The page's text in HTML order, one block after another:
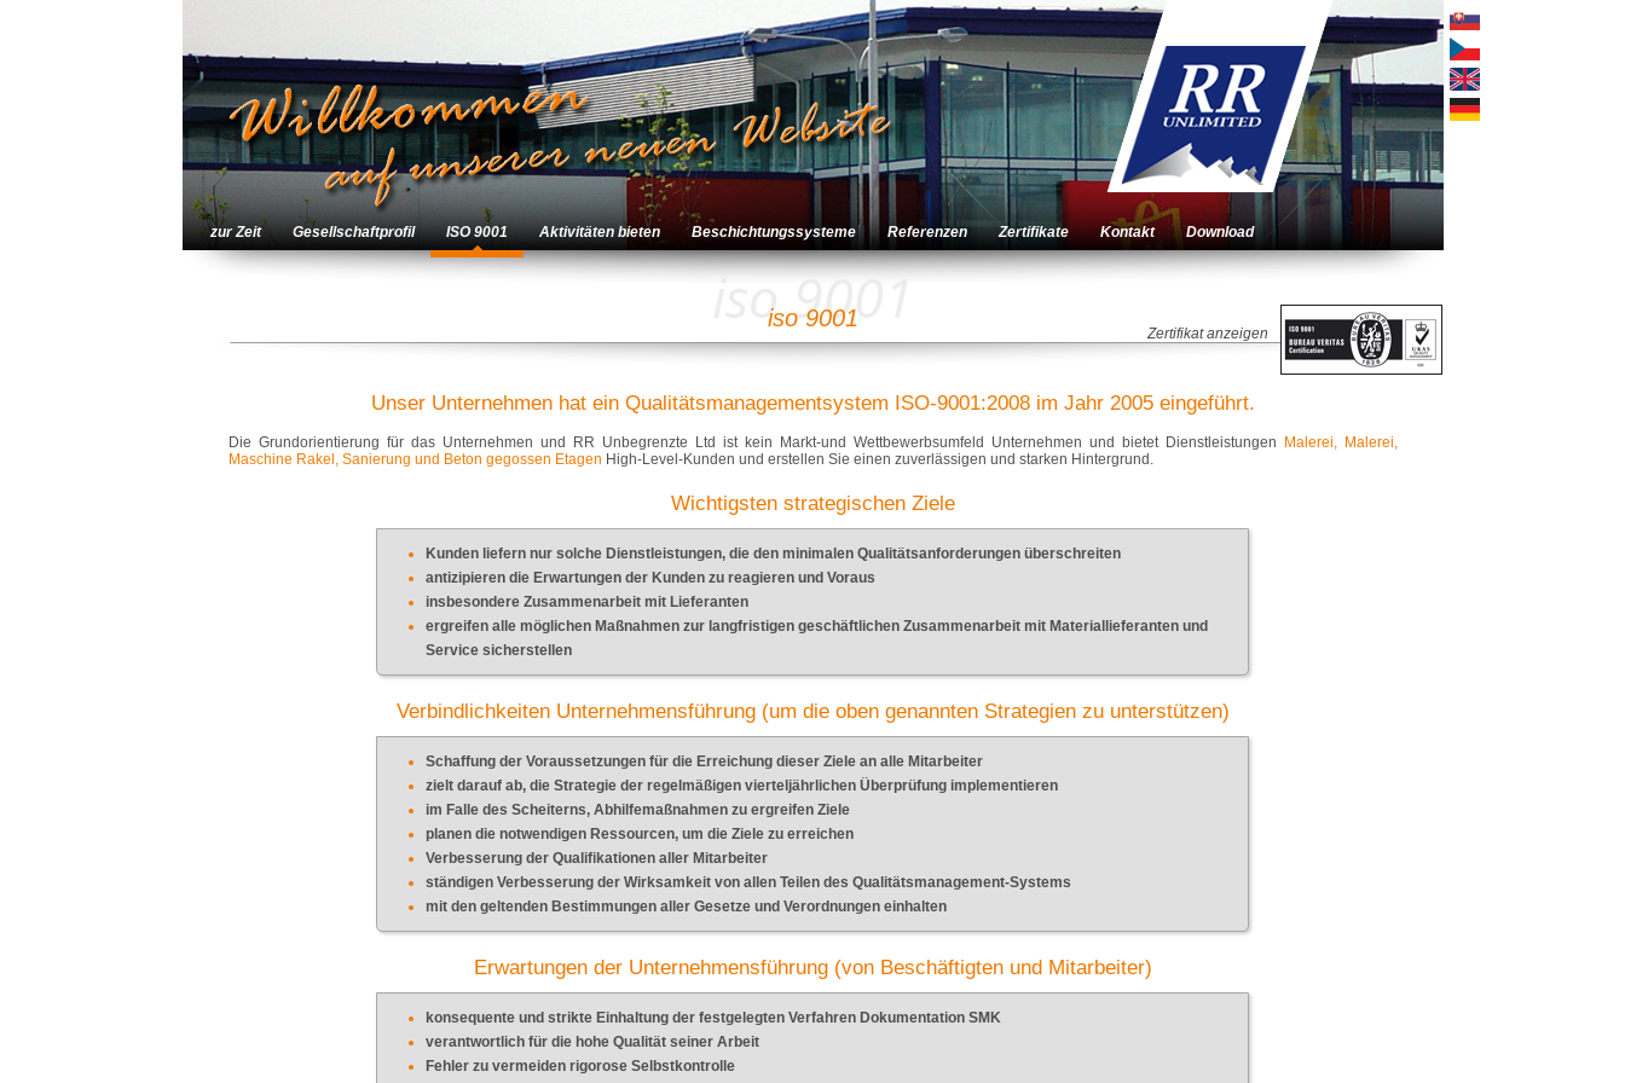
zur Zeit Gesellschaftprofil ISO 9001 Aktivitäten bieten Beschichtungssysteme Referenzen Zertifikate Kontakt Download
iso 9001
iso 9001
Zertifikat anzeigen
Unser Unternehmen hat ein Qualitätsmanagementsystem ISO-9001:2008 im Jahr 2005 eingeführt.
Die Grundorientierung für das Unternehmen und RR Unbegrenzte Ltd ist kein Markt-und Wettbewerbsumfeld Unternehmen und bietet Dienstleistungen
Malerei, Malerei,
Maschine Rakel, Sanierung und Beton gegossen Etagen High-Level-Kunden und erstellen Sie einen zuverlässigen und starken Hintergrund.
Wichtigsten strategischen Ziele
Kunden liefern nur solche Dienstleistungen, die den minimalen Qualitätsanforderungen überschreiten
antizipieren die Erwartungen der Kunden zu reagieren und Voraus
insbesondere Zusammenarbeit mit Lieferanten
ergreifen alle möglichen Maßnahmen zur langfristigen geschäftlichen Zusammenarbeit mit Materiallieferanten und
Service sicherstellen
Verbindlichkeiten Unternehmensführung (um die oben genannten Strategien zu unterstützen)
Schaffung der Voraussetzungen für die Erreichung dieser Ziele an alle Mitarbeiter
zielt darauf ab, die Strategie der regelmäßigen vierteljährlichen Überprüfung implementieren
im Falle des Scheiterns, Abhilfemaßnahmen zu ergreifen Ziele
planen die notwendigen Ressourcen, um die Ziele zu erreichen
Verbesserung der Qualifikationen aller Mitarbeiter
ständigen Verbesserung der Wirksamkeit von allen Teilen des Qualitätsmanagement-Systems
mit den geltenden Bestimmungen aller Gesetze und Verordnungen einhalten
Erwartungen der Unternehmensführung (von Beschäftigten und Mitarbeiter)
konsequente und strikte Einhaltung der festgelegten Verfahren Dokumentation SMK
verantwortlich für die hohe Qualität seiner Arbeit
Fehler zu vermeiden rigorose Selbstkontrolle